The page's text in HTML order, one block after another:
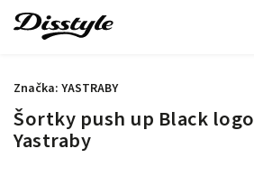
Šortky push up Black logo
Yastraby
Značka: YASTRABY